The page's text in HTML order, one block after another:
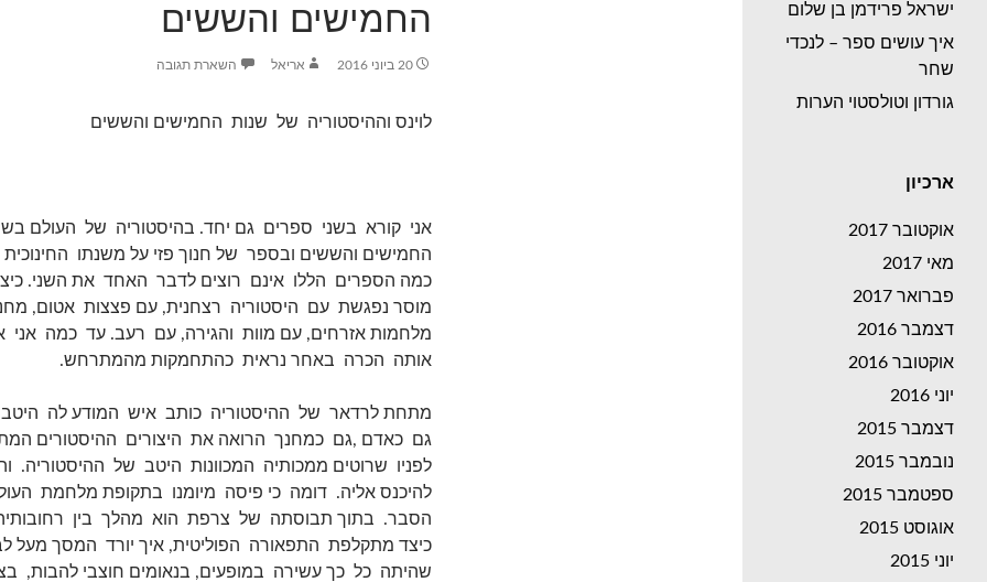
החמישים והששים
20 ביוני 2016 אריאל השארת תגובה
לוינס וההיסטוריה של שנות החמישים והששים
אני קורא בשני ספרים גם יחד. בהיסטוריה של העולם
החמישים והששים ובספר של חנוך פזי על משנתו
כמה הספרים הללו אינם רוצים לדבר האחד את השני.
מוסר נפגשת עם היסטוריה רצחנית, עם פצצות אטום,
מלחמות אזרחים, עם מוות והגירה, עם רעב. עד כמה אני
אותה הכרה באחר נראית כהתחמקות מהמתרחש.
מתחת לרדאר של ההיסטוריה כותב איש המודע לה היטב.
גם כאדם ,גם כמחנך הרואה את היצורים ההיסטורים
לפניו שרוטים ממכותיה המכוונות היטב של ההיסטוריה.
להיכנס אליה. דומה כי פיסה מיומנו בתקופת מלחמת
הסבר. בתוך תבוסתה של צרפת הוא מהלך בין
כיצד מתקלפת התפאורה הפוליטית, איך יורד המסך מעל
שהיתה כל כך עשירה במופעים, בנאומים חוצבי להבות,
ישראל פרידמן בן שלום
איך עושים ספר – לנכדי
שחר
גורדון וטולסטוי הערות
ארכיון
אוקטובר 2017
מאי 2017
פברואר 2017
דצמבר 2016
אוקטובר 2016
יוני 2016
דצמבר 2015
נובמבר 2015
ספטמבר 2015
אוגוסט 2015
יוני 2015